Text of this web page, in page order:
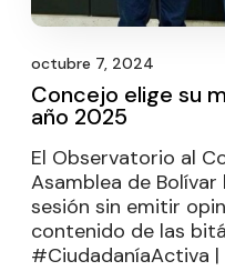
octubre 7, 2024
Concejo elige su
año 2025
El Observatorio al
Asamblea de
sesión sin emitir
contenido de las
#CiudadaníaActiva